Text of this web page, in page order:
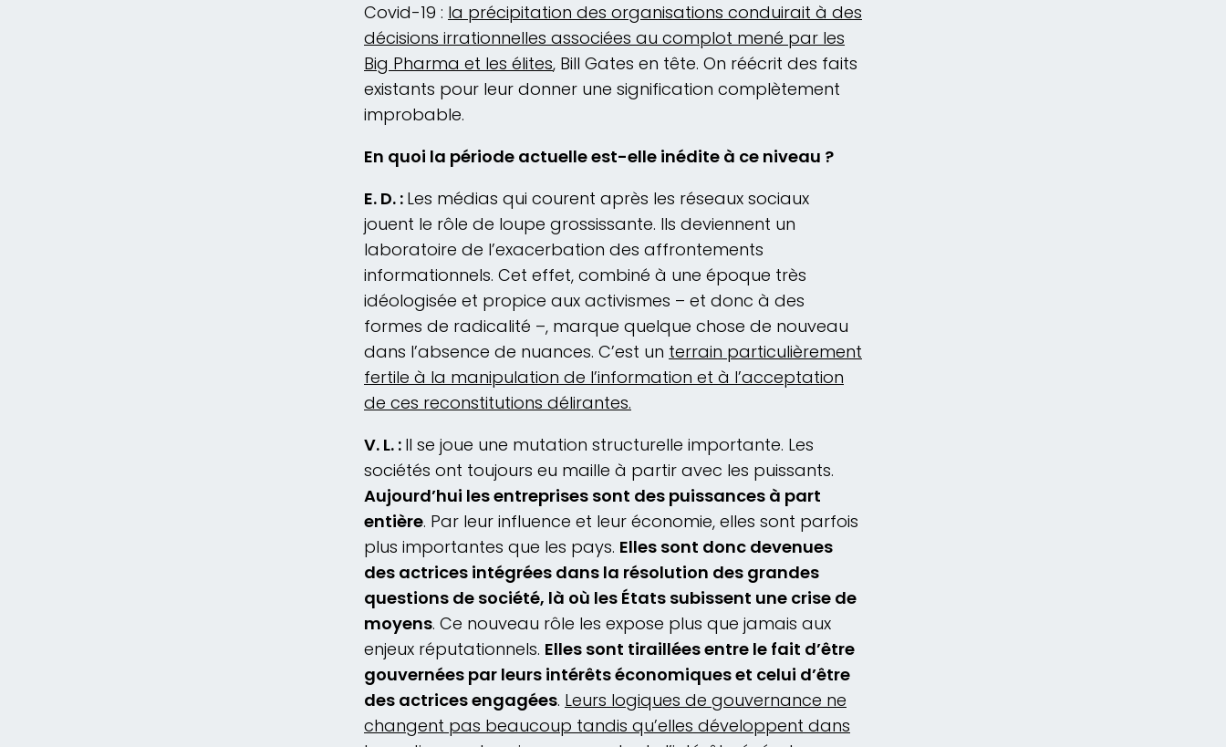
Covid-19 : la précipitation des organisations conduirait à des
décisions irrationnelles associées au complot mené par les
Big Pharma et les élites, Bill Gates en tête. On réécrit des faits
existants pour leur donner une signification complètement
improbable.
En quoi la période actuelle est-elle inédite à ce niveau ?
E. D. : Les médias qui courent après les réseaux sociaux
jouent le rôle de loupe grossissante. Ils deviennent un
laboratoire de l’exacerbation des affrontements
informationnels. Cet effet, combiné à une époque très
idéologisée et propice aux activismes – et donc à des
formes de radicalité –, marque quelque chose de nouveau
dans l’absence de nuances. C’est un terrain particulièrement
fertile à la manipulation de l’information et à l’acceptation
de ces reconstitutions délirantes.
V. L. : Il se joue une mutation structurelle importante. Les
sociétés ont toujours eu maille à partir avec les puissants.
Aujourd’hui les entreprises sont des puissances à part
entière. Par leur influence et leur économie, elles sont parfois
plus importantes que les pays. Elles sont donc devenues
des actrices intégrées dans la résolution des grandes
questions de société, là où les États subissent une crise de
moyens. Ce nouveau rôle les expose plus que jamais aux
enjeux réputationnels. Elles sont tiraillées entre le fait d’être
gouvernées par leurs intérêts économiques et celui d’être
des actrices engagées. Leurs logiques de gouvernance ne
changent pas beaucoup tandis qu’elles développent dans